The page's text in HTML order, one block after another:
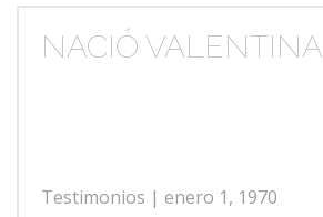
NACIÓ VALENTINA
Testimonios | enero 1, 1970